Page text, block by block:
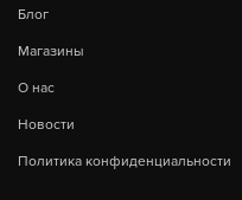
Блог
Магазины
О нас
Новости
Политика конфиденциальности